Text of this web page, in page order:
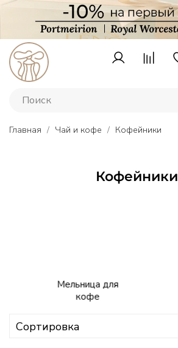
Главная Чай и кофе Кофейники
Кофейники
фарфор
историей
Мельница для
кофе